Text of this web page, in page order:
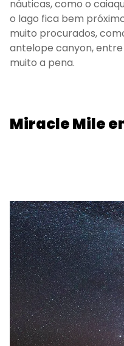
náuticas, como o
o lago fica bem
muito procurados,
antelope canyon, entre
muito a pena.
Miracle Mile